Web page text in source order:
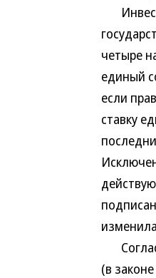
четыре
единый
если
ставку
(в